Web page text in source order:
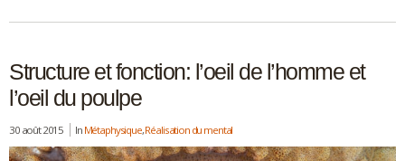
Structure et fonction: l’oeil de l’homme et
l’oeil du poulpe
30 août 2015 In Métaphysique,Réalisation du mental